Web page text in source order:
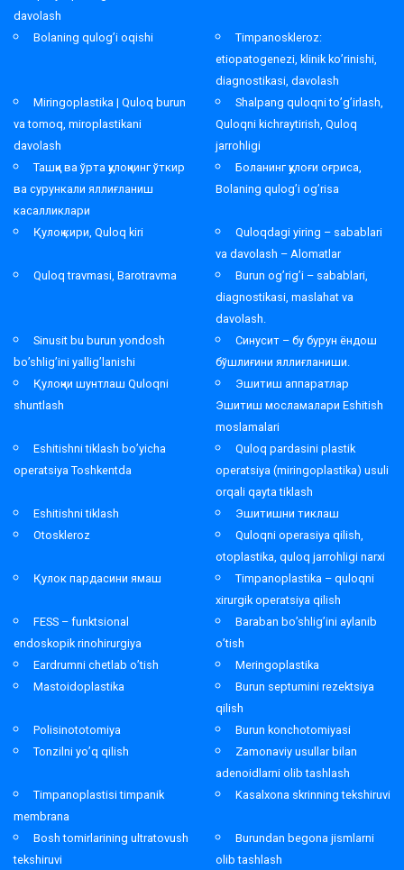
davolash
Bolaning qulog’i oqishi
Timpanoskleroz:
etiopatogenezi, klinik ko’rinishi,
diagnostikasi, davolash
Miringoplastika | Quloq burun
va tomoq, miroplastikani
davolash
Shalpang quloqni to’g’irlash,
Quloqni kichraytirish, Quloq
jarrohligi
Ташқи ва ўрта қулоқнинг ўткир
ва сурункали яллиғланиш
касалликлари
Боланинг қулоғи оғриса,
Bolaning qulog’i og’risa
Қулоқ кири, Quloq kiri
Quloqdagi yiring – sabablari
va davolash – Alomatlar
Quloq travmasi, Barotravma
Burun og’rig’i – sabablari,
diagnostikasi, maslahat va
davolash.
Sinusit bu burun yondosh
bo’shlig’ini yallig’lanishi
Синусит – бу бурун ёндош
бўшлиғини яллиғланиши.
Қулоқни шунтлаш Quloqni
shuntlash
Эшитиш аппаратлар
Эшитиш мосламалари Eshitish
moslamalari
Eshitishni tiklash bo’yicha
operatsiya Toshkentda
Quloq pardasini plastik
operatsiya (miringoplastika) usuli
orqali qayta tiklash
Eshitishni tiklash
Эшитишни тиклаш
Otoskleroz
Quloqni operasiya qilish,
otoplastika, quloq jarrohligi narxi
Қулок пардасини ямаш
Timpanoplastika – quloqni
xirurgik operatsiya qilish
FESS – funktsional
endoskopik rinohirurgiya
Baraban bo’shlig’ini aylanib
o’tish
Eardrumni chetlab o’tish
Meringoplastika
Mastoidoplastika
Burun septumini rezektsiya
qilish
Polisinototomiya
Burun konchotomiyasi
Tonzilni yo’q qilish
Zamonaviy usullar bilan
adenoidlarni olib tashlash
Timpanoplastisi timpanik
membrana
Kasalxona skrinning tekshiruvi
Bosh tomirlarining ultratovush
tekshiruvi
Burundan begona jismlarni
olib tashlash